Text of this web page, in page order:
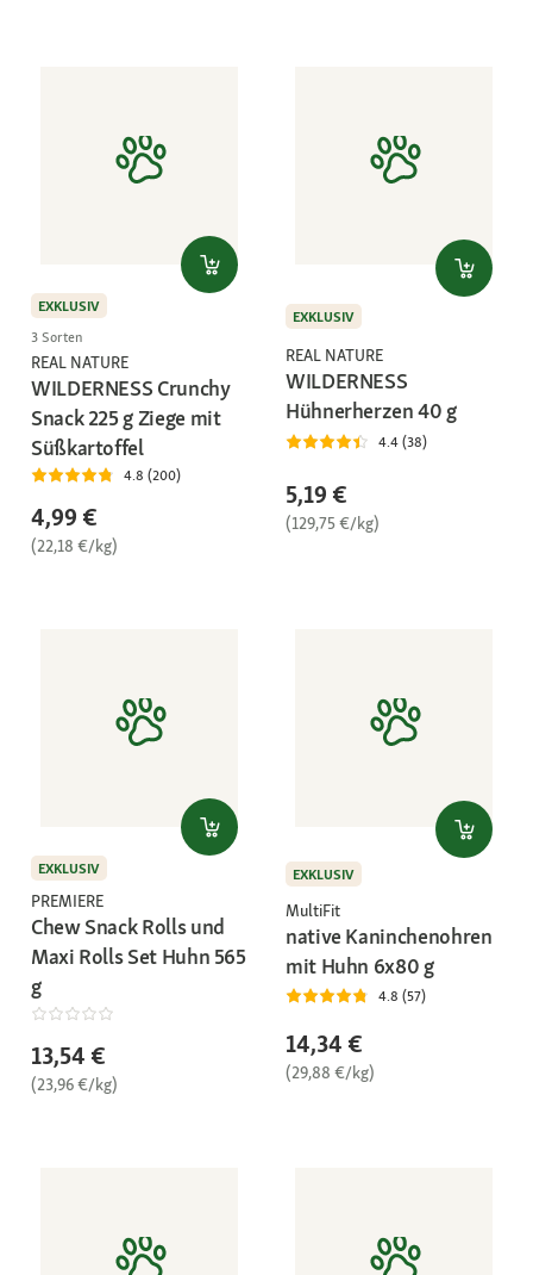
EXKLUSIV
3 Sorten
REAL NATURE
WILDERNESS Crunchy
Snack 225 g Ziege mit
Süßkartoffel
4.8 (200)
4,99 €
(22,18 €/kg)
EXKLUSIV
REAL NATURE
WILDERNESS
Hühnerherzen 40 g
4.4 (38)
5,19 €
(129,75 €/kg)
EXKLUSIV
PREMIERE
Chew Snack Rolls und
Maxi Rolls Set Huhn 565
g
13,54 €
(23,96 €/kg)
EXKLUSIV
MultiFit
native Kaninchenohren
mit Huhn 6x80 g
4.8 (57)
14,34 €
(29,88 €/kg)